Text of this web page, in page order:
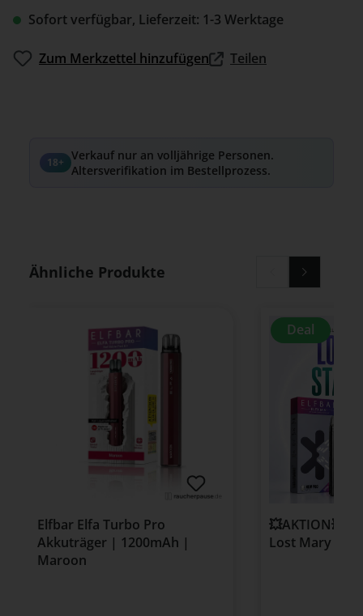
Sofort verfügbar, Lieferzeit: 1-3 Werktage
Zum Merkzettel hinzufügen Teilen
18+ Verkauf nur an volljährige Personen.
Altersverifikation im Bestellprozess.
Produktgalerie überspringen
Ähnliche Produkte
Elfbar Elfa Turbo Pro
Akkuträger | 1200mAh |
Maroon
Deal
💥AKTION💥
Lost Mary